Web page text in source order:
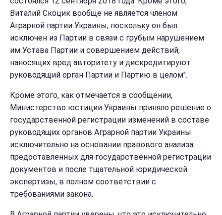
Виталий Скоцик вообще не является членом
Аграрной партии Украины, поскольку он был
исключен из Партии в связи с грубым нарушением
им Устава Партии и совершением действий,
наносящих вред авторитету и дискредитируют
руководящий орган Партии и Партию в целом".
Кроме этого, как отмечается в сообщении,
Министерство юстиции Украины приняло решение о
государственной регистрации изменений в составе
руководящих органов Аграрной партии Украины
исключительно на основании правового анализа
предоставленных для государственной регистрации
документов и после тщательной юридической
экспертизы, в полном соответствии с
требованиями закона.